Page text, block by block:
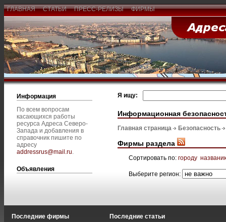
ГЛАВНАЯ СТАТЬИ ПРЕСС-РЕЛИЗЫ ФИРМЫ
Информация
По всем вопросам
касающихся работы
ресурса Адреса Северо-
Запада и добавления в
справочник пишите по
адресу
addressrus@mail.ru.
Объявления
Я ищу:
Информационная
Главная страница Безопасность
Фирмы раздела
Сортировать по: городу
Выберите регион:
Последние фирмы Последние статьи